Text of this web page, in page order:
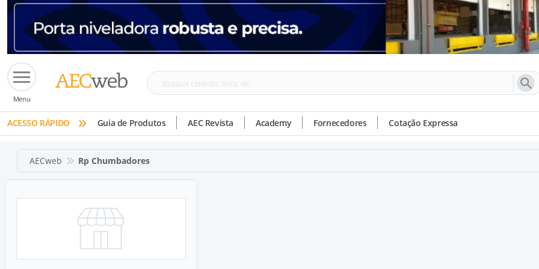
Menu
Busque
tinta,
etc
ACESSO RÁPIDO » Guia de Produtos AEC Revista Academy Fornecedores Cotação Expressa
AECweb Rp Chumbadores